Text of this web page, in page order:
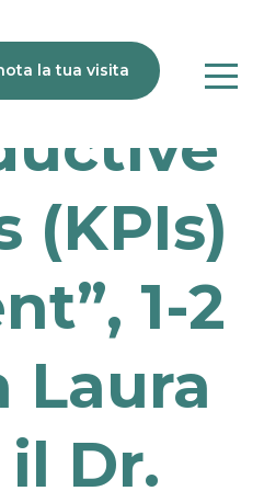
la tua visita
(KPIs)
1-2
Laura
Dr.